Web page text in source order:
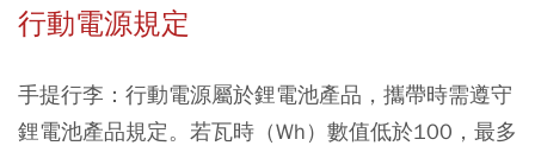
行動電源規定
手提行李：行動電源屬於鋰電池產品，攜帶時需遵守
鋰電池產品規定。若瓦時（Wh）數值低於100，最多